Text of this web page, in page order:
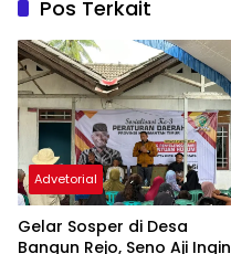
Pos Terkait
Advetorial
Gelar Sosper di Desa
Bangun Rejo, Seno Aji Ingin